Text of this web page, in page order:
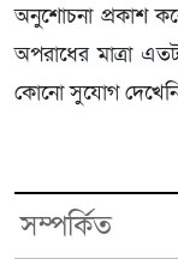
অনুশোচনা প্রকাশ
অপরাধের মাত্রা
কোনো সুযোগ
সম্পর্কিত